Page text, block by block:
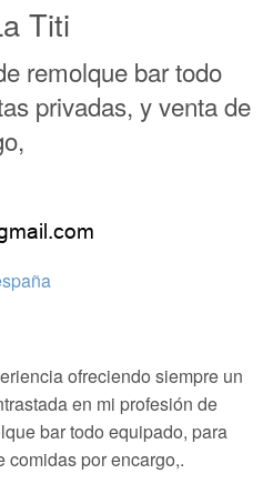
Titi
remolque bar todo
privadas, y venta de
ofreciendo siempre un
en mi profesión de
bar todo equipado, para
comidas por encargo,.